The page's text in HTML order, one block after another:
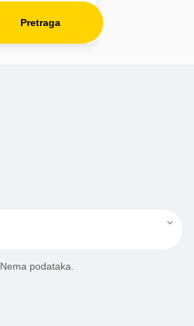
Pretraga
Nema podataka.